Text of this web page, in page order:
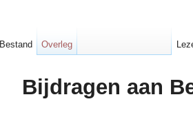
Bijdragen aan
Bestand Overleg